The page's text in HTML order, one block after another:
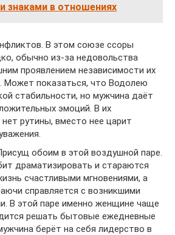
знаками в отношениях
В этом союзе ссоры
обычно из-за недовольства
проявлением независимости их
Может показаться, что Водолею
стабильности, но мужчина даёт
эмоций. В их
рутины, вместо нее царит
обоим в этой воздушной паре.
драматизировать и стараются
счастливыми мгновениями, а
справляется с возникшими
В этой паре именно женщине чаще
решать бытовые ежедневные
берёт на себя лидерство в